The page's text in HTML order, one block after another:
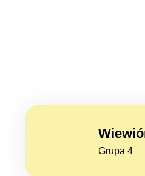
Grupa 4